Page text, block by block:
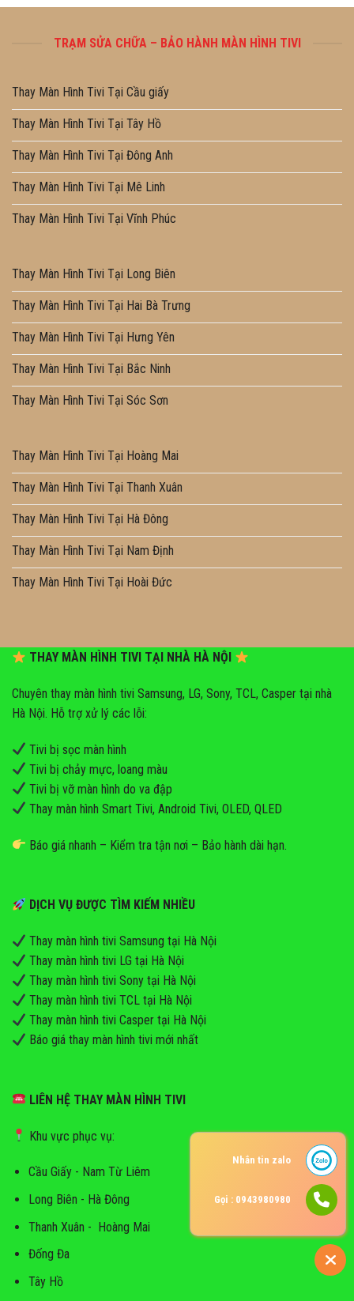
TRẠM SỬA CHỮA – BẢO HÀNH MÀN HÌNH TIVI
Thay Màn Hình Tivi Tại Cầu giấy
Thay Màn Hình Tivi Tại Tây Hồ
Thay Màn Hình Tivi Tại Đông Anh
Thay Màn Hình Tivi Tại Mê Linh
Thay Màn Hình Tivi Tại Vĩnh Phúc
Thay Màn Hình Tivi Tại Long Biên
Thay Màn Hình Tivi Tại Hai Bà Trưng
Thay Màn Hình Tivi Tại Hưng Yên
Thay Màn Hình Tivi Tại Bắc Ninh
Thay Màn Hình Tivi Tại Sóc Sơn
Thay Màn Hình Tivi Tại Hoàng Mai
Thay Màn Hình Tivi Tại Thanh Xuân
Thay Màn Hình Tivi Tại Hà Đông
Thay Màn Hình Tivi Tại Nam Định
Thay Màn Hình Tivi Tại Hoài Đức
THAY MÀN HÌNH TIVI TẠI NHÀ HÀ NỘI
Chuyên thay màn hình tivi Samsung, LG, Sony, TCL, Casper tại nhà
Hà Nội. Hỗ trợ xử lý các lỗi:
Tivi bị sọc màn hình
Tivi bị chảy mực, loang màu
Tivi bị vỡ màn hình do va đập
Thay màn hình Smart Tivi, Android Tivi, OLED, QLED
Báo giá nhanh – Kiểm tra tận nơi – Bảo hành dài hạn.
DỊCH VỤ ĐƯỢC TÌM KIẾM NHIỀU
Thay màn hình tivi Samsung tại Hà Nội
Thay màn hình tivi LG tại Hà Nội
Thay màn hình tivi Sony tại Hà Nội
Thay màn hình tivi TCL tại Hà Nội
Thay màn hình tivi Casper tại Hà Nội
Báo giá thay màn hình tivi mới nhất
LIÊN HỆ THAY MÀN HÌNH TIVI
Khu vực phục vụ:
Cầu Giấy - Nam Từ Liêm
Long Biên - Hà Đông
Thanh Xuân - Hoàng Mai
Đống Đa
Tây Hồ
Nhắn tin zalo
Gọi : 0943980980